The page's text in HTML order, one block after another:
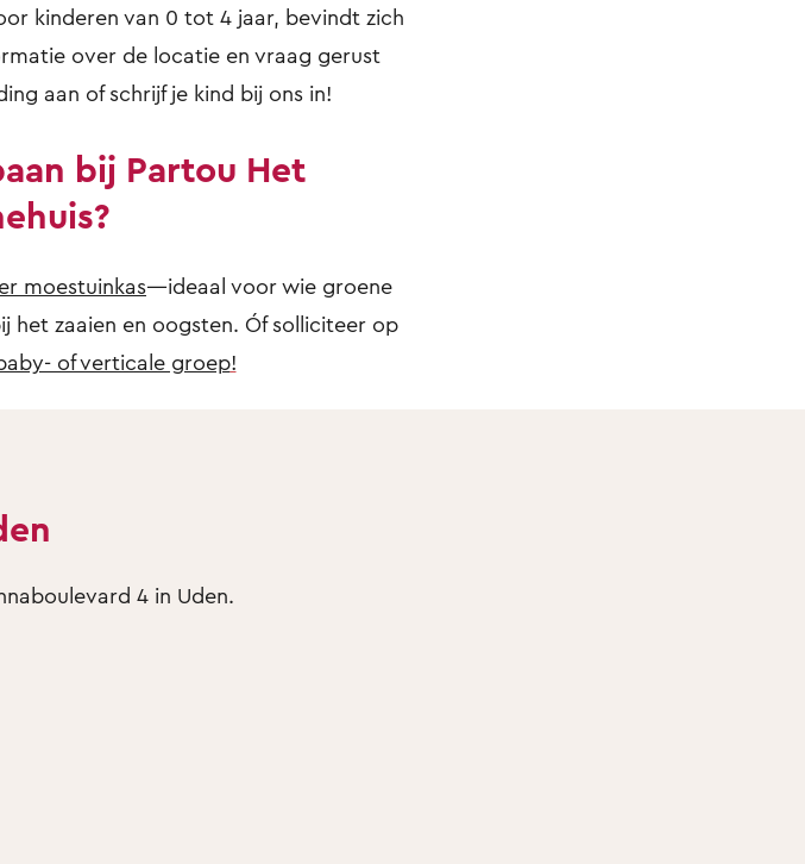
kinderen van 0 tot 4 jaar, bevindt zich
over de locatie en vraag gerust
aan of schrijf je kind bij ons in!
bij Partou Het
moestuinkas—ideaal voor wie groene
het zaaien en oogsten. Óf solliciteer op
of verticale groep!
4 in Uden.